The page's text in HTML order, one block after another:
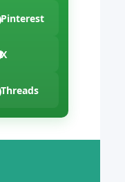
Pinterest
X
Threads